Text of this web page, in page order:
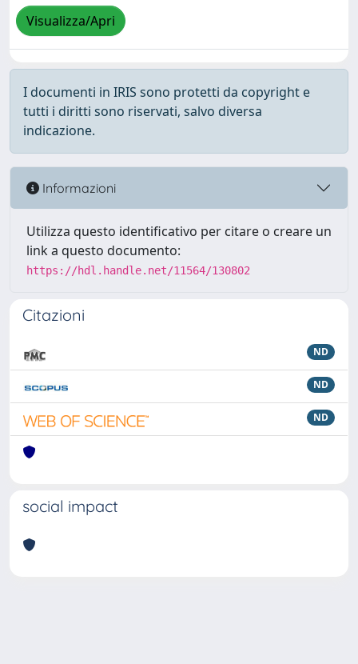
Visualizza/Apri
I documenti in IRIS sono protetti da copyright e
tutti i diritti sono riservati, salvo diversa
indicazione.
Informazioni
Utilizza questo identificativo per citare o creare un
link a questo documento:
https://hdl.handle.net/11564/130802
Citazioni
ND
ND
ND
social impact